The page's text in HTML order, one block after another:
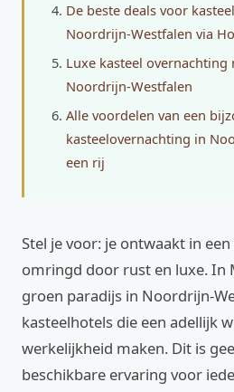
De beste deals voor
Noordrijn-Westfalen via
Luxe kasteel overnachting
Noordrijn-Westfalen
Alle voordelen van een
kasteelovernachting in
een rij
Stel je voor: je ontwaakt in
omringd door rust en luxe. In
groen paradijs in Noordrijn-
kasteelhotels die een adellijk
werkelijkheid maken. Dit is
beschikbare ervaring voor